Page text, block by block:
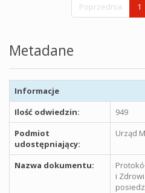
Poprzednia
1
Metadane
Informacje
Ilość odwiedzin:
949
Podmiot
udostępniający:
Urząd
Nazwa dokumentu:
i